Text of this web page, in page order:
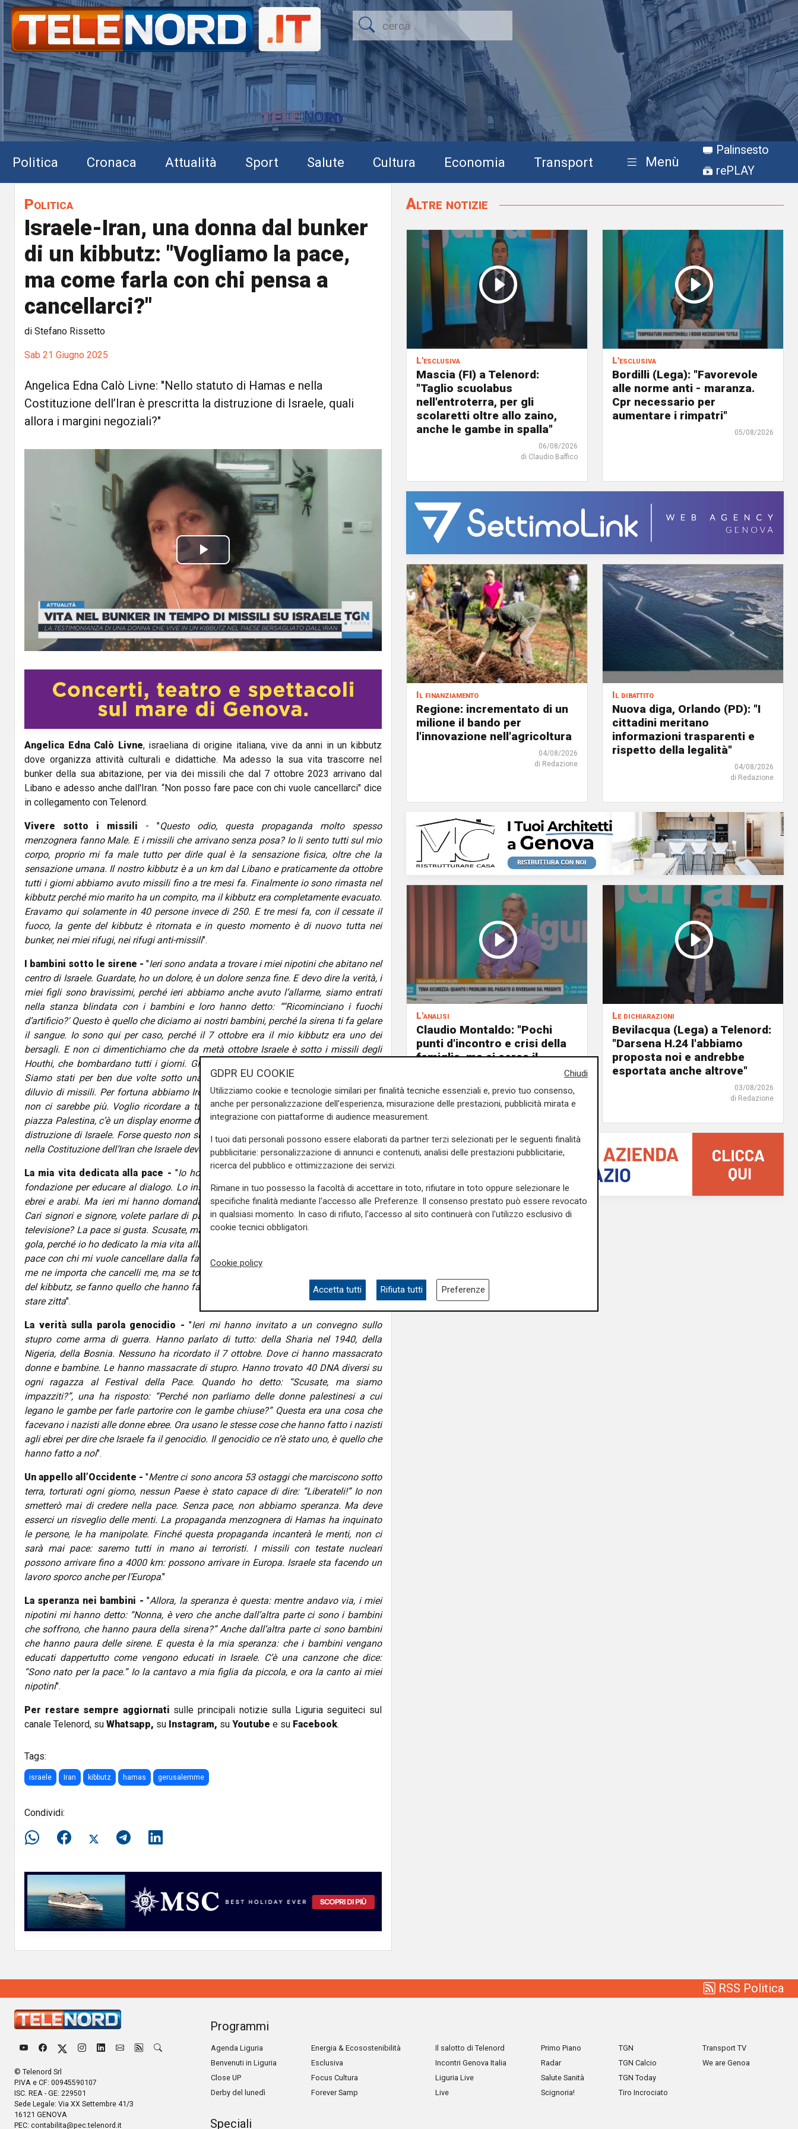
Politica Cronaca Attualità Sport Salute Cultura Economia Transport Menù
Palinsesto
rePLAY
Politica
Israele-Iran, una donna dal bunker
di un kibbutz: "Vogliamo la pace,
ma come farla con chi pensa a
cancellarci?"
di Stefano Rissetto
Sab 21 Giugno 2025
Angelica Edna Calò Livne: "Nello statuto di Hamas e nella
Costituzione dell’Iran è prescritta la distruzione di Israele, quali
allora i margini negoziali?"
P
l
a
y
V
i
e
o
Angelica Edna Calò Livne, israeliana di origine italiana, vive da anni in un kibbutz
dove organizza attività culturali e didattiche. Ma adesso la sua vita trascorre nel
bunker della sua abitazione, per via dei missili che dal 7 ottobre 2023 arrivano dal
Libano e adesso anche dall'Iran. “Non posso fare pace con chi vuole cancellarci" dice
in collegamento con Telenord.
Vivere sotto i missili - "Questo odio, questa propaganda molto spesso
menzognera fanno Male. E i missili che arrivano senza posa? Io li sento tutti sul mio
corpo, proprio mi fa male tutto per dirle qual è la sensazione fisica, oltre che la
sensazione umana. Il nostro kibbutz è a un km dal Libano e praticamente da ottobre
tutti i giorni abbiamo avuto missili fino a tre mesi fa. Finalmente io sono rimasta nel
kibbutz perché mio marito ha un compito, ma il kibbutz era completamente evacuato.
Eravamo qui solamente in 40 persone invece di 250. E tre mesi fa, con il cessate il
fuoco, la gente del kibbutz è ritornata e in questo momento è di nuovo tutta nei
bunker, nei miei rifugi, nei rifugi anti-missili".
I bambini sotto le sirene -"Ieri sono andata a trovare i miei nipotini che abitano nel
centro di Israele. Guardate, ho un dolore, è un dolore senza fine. E devo dire la verità, i
miei figli sono bravissimi, perché ieri abbiamo anche avuto l’allarme, siamo entrati
nella stanza blindata con i bambini e loro hanno detto: “"Ricominciano i fuochi
d’artificio?' Questo è quello che diciamo ai nostri bambini, perché la sirena ti fa gelare
il sangue. Io sono qui per caso, perché il 7 ottobre era il mio kibbutz era uno dei
bersagli. E non ci dimentichiamo che da metà ottobre Israele è sotto i missili degli
Houthi, che bombardano tutti i giorni. Gli Houthi sono chiaramente alleati dell’Iran.
Siamo stati per ben due volte sotto una pioggia di 1200 missili in una notte, un
diluvio di missili. Per fortuna abbiamo Iron Dome, abbiamo Arrow, altrimenti Israele
non ci sarebbe più. Voglio ricordare a tutti che sulla piazza principale di Teheran,
piazza Palestina, c’è un display enorme dove c’è scritto quanti giorni mancano per la
distruzione di Israele. Forse questo non si sa. Ma c’è anche nello statuto di Hamas e
nella Costituzione dell’Iran che Israele deve essere distrutta".
La mia vita dedicata alla pace - "Io ho fondato 25 anni fa Bereshit Shalom, una
fondazione per educare al dialogo. Lo insegno all’università, ho un teatro di ragazzi
ebrei e arabi. Ma ieri mi hanno domandato: “Allora, perché non parliamo di pace?”
Cari signori e signore, volete parlare di pace seduti nel salotto o mentre guardate la
televisione? La pace si gusta. Scusate, ma questa è una cosa che mi fa un nodo alla
gola, perché io ho dedicato la mia vita alla pace e al dialogo. Ma io non posso fare la
pace con chi mi vuole cancellare dalla faccia della Terra. Ammettiamo pure che non
me ne importa che cancelli me, ma se toccano i miei nipotini, se toccano i bambini
del kibbutz, se fanno quello che hanno fatto — strangolare i bambini — io non posso
stare zitta".
La verità sulla parola genocidio -"Ieri mi hanno invitato a un convegno sullo
stupro come arma di guerra. Hanno parlato di tutto: della Sharia nel 1940, della
Nigeria, della Bosnia. Nessuno ha ricordato il 7 ottobre. Dove ci hanno massacrato
donne e bambine. Le hanno massacrate di stupro. Hanno trovato 40 DNA diversi su
ogni ragazza al Festival della Pace. Quando ho detto: “Scusate, ma siamo
impazziti?”, una ha risposto: “Perché non parliamo delle donne palestinesi a cui
legano le gambe per farle partorire con le gambe chiuse?” Questa era una cosa che
facevano i nazisti alle donne ebree. Ora usano le stesse cose che hanno fatto i nazisti
agli ebrei per dire che Israele fa il genocidio. Il genocidio ce n’è stato uno, è quello che
hanno fatto a noi".
Un appello all’Occidente -"Mentre ci sono ancora 53 ostaggi che marciscono sotto
terra, torturati ogni giorno, nessun Paese è stato capace di dire: “Liberateli!” Io non
smetterò mai di credere nella pace. Senza pace, non abbiamo speranza. Ma deve
esserci un risveglio delle menti. La propaganda menzognera di Hamas ha inquinato
le persone, le ha manipolate. Finché questa propaganda incanterà le menti, non ci
sarà mai pace: saremo tutti in mano ai terroristi. I missili con testate nucleari
possono arrivare fino a 4000 km: possono arrivare in Europa. Israele sta facendo un
lavoro sporco anche per l’Europa."
La speranza nei bambini -"Allora, la speranza è questa: mentre andavo via, i miei
nipotini mi hanno detto: “Nonna, è vero che anche dall’altra parte ci sono i bambini
che soffrono, che hanno paura della sirena?” Anche dall’altra parte ci sono bambini
che hanno paura delle sirene. E questa è la mia speranza: che i bambini vengano
educati dappertutto come vengono educati in Israele. C’è una canzone che dice:
“Sono nato per la pace.” Io la cantavo a mia figlia da piccola, e ora la canto ai miei
nipotini".
Per restare sempre aggiornati sulle principali notizie sulla Liguria seguiteci sul
canale Telenord, su Whatsapp, su Instagram, su Youtube e su Facebook.
Tags:
israele Iran kibbutz hamas gerusalemme
Condividi:
Altre notizie
L'esclusiva
Mascia (FI) a Telenord:
"Taglio scuolabus
nell'entroterra, per gli
scolaretti oltre allo zaino,
anche le gambe in spalla"
06/08/2026
di Claudio Baffico
L'esclusiva
Bordilli (Lega): "Favorevole
alle norme anti - maranza.
Cpr necessario per
aumentare i rimpatri"
05/08/2026
Il finanziamento
Regione: incrementato di un
milione il bando per
l'innovazione nell'agricoltura
04/08/2026
di Redazione
Il dibattito
Nuova diga, Orlando (PD): "I
cittadini meritano
informazioni trasparenti e
rispetto della legalità"
04/08/2026
di Redazione
L'analisi
Claudio Montaldo: "Pochi
punti d'incontro e crisi della
famiglia, ma si cerca il
03/08/2026
di Redazione
Le dichiarazioni
Bevilacqua (Lega) a Telenord:
"Darsena H.24 l'abbiamo
proposta noi e andrebbe
esportata anche altrove"
03/08/2026
di Redazione
RSS Politica
© Telenord Srl
P.IVA e CF: 00945590107
ISC. REA - GE: 229501
Sede Legale: Via XX Settembre 41/3
16121 GENOVA
PEC: contabilita@pec.telenord.it
Programmi
Agenda Liguria
Benvenuti in Liguria
Close UP
Derby del lunedì
Energia & Ecosostenibilità
Esclusiva
Focus Cultura
Forever Samp
Il salotto di Telenord
Incontri Genova Italia
Liguria Live
Live
Primo Piano
Radar
Salute Sanità
Scignoria!
TGN
TGN Calcio
TGN Today
Tiro Incrociato
Transport TV
We are Genoa
Speciali
Chiudi
GDPR EU COOKIE
Utilizziamo cookie e tecnologie similari per finalità tecniche essenziali e, previo tuo consenso,
anche per personalizzazione dell'esperienza, misurazione delle prestazioni, pubblicità mirata e
integrazione con piattaforme di audience measurement.
I tuoi dati personali possono essere elaborati da partner terzi selezionati per le seguenti finalità
pubblicitarie: personalizzazione di annunci e contenuti, analisi delle prestazioni pubblicitarie,
ricerca del pubblico e ottimizzazione dei servizi.
Rimane in tuo possesso la facoltà di accettare in toto, rifiutare in toto oppure selezionare le
specifiche finalità mediante l'accesso alle Preferenze. Il consenso prestato può essere revocato
in qualsiasi momento. In caso di rifiuto, l'accesso al sito continuerà con l'utilizzo esclusivo di
cookie tecnici obbligatori.
Cookie policy
Accetta tutti Rifiuta tutti Preferenze